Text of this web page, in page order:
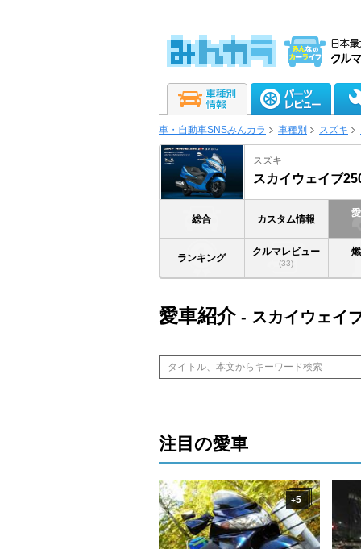
車・自動車SNSみんカラ 車種別 スズキ
スズキ
スカイウェイブ
総合 カスタム情報
ランキング
クルマレビュー
(33)
愛車紹介- スカイウェイ
注目の愛車
+5